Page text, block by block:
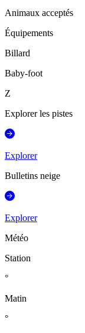
Animaux acceptés
Équipements
Billard
Baby-foot
Z
Explorer les pistes
Explorer
Bulletins neige
Explorer
Météo
Station
°
Matin
°